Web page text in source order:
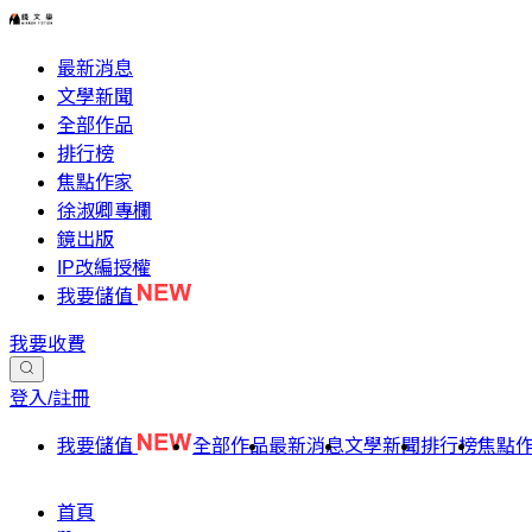
最新消息
文學新聞
全部作品
排行榜
焦點作家
徐淑卿專欄
鏡出版
IP改編授權
我要儲值
我要收費
登入/註冊
我要儲值 全部作品最新消息文學新聞排行榜焦點
首頁